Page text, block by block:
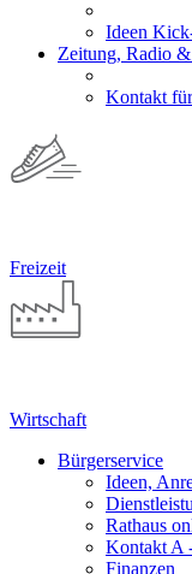
Ideen
Zeitung, Radio &
Kontakt
Freizeit
Wirtschaft
Bürgerservice
Ideen,
Rathaus
Kontakt A
Finanzen